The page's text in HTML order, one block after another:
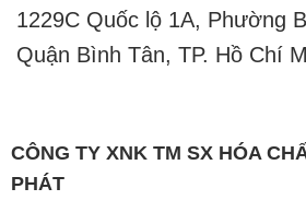
1229C Quốc lộ 1A, Phường
Quận Bình Tân, TP. Hồ Chí
CÔNG TY XNK TM SX HÓA
PHÁT